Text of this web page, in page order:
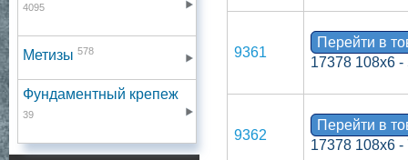
4095
Метизы 578
Фундаментный крепеж
39
9361
Перейти в
17378 108х6 -
9362
Перейти в
17378 108х6 -